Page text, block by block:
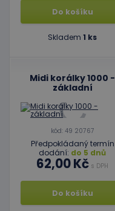
Do košíku
Skladem 1 ks
Midi korálky 1000 -
základní
kód: 49 20767
Předpokládaný termín
dodání: do 5 dnů
62,00 Kč s DPH
Do košíku